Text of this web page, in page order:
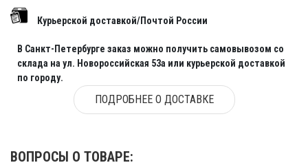
Курьерской доставкой/Почтой России
В Санкт-Петербурге заказ можно получить самовывозом со
склада на ул. Новороссийская 53а или курьерской доставкой
по городу.
ПОДРОБНЕЕ О ДОСТАВКЕ
ВОПРОСЫ О ТОВАРЕ: